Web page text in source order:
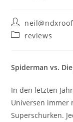
Post
author:
Postreviews
Spiderman vs.
In den letzten
Universen immer
Superschurken.